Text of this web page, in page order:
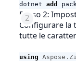
dotnet add
Passo 2:
Configurare la
tutte le
using